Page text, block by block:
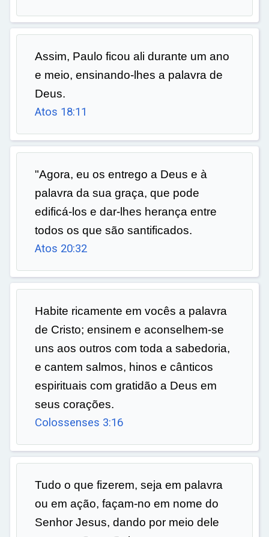
Assim, Paulo ficou ali durante um ano
e meio, ensinando-lhes a palavra de
Deus.
Atos 18:11
"Agora, eu os entrego a Deus e à
palavra da sua graça, que pode
edificá-los e dar-lhes herança entre
todos os que são santificados.
Atos 20:32
Habite ricamente em vocês a palavra
de Cristo; ensinem e aconselhem-se
uns aos outros com toda a sabedoria,
e cantem salmos, hinos e cânticos
espirituais com gratidão a Deus em
seus corações.
Colossenses 3:16
Tudo o que fizerem, seja em palavra
ou em ação, façam-no em nome do
Senhor Jesus, dando por meio dele